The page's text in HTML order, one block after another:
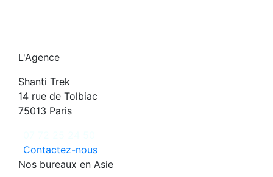
L'Agence
Shanti Trek
14 rue de Tolbiac
75013 Paris
Contactez-nous
Nos bureaux en Asie